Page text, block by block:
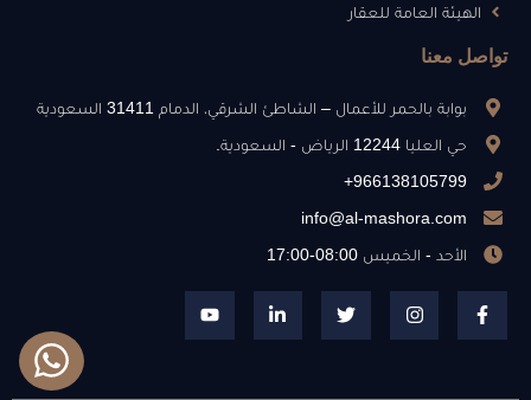
الهيئة العامة للعقار
تواصل معنا
بوابة بالحمر للأعمال – الشاطئ الشرقي، الدمام 31411 السعودية
حي العليا 12244 الرياض - السعودية.
966138105799+
info@al-mashora.com
الأحد - الخميس 08:00-17:00